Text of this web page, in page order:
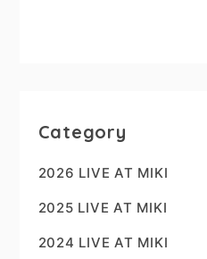
Category
2026 LIVE AT MIKI
2025 LIVE AT MIKI
2024 LIVE AT MIKI